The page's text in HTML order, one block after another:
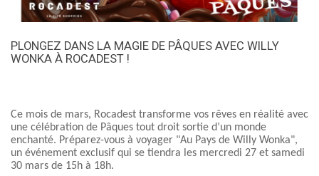
PLONGEZ DANS LA MAGIE DE PÂQUES AVEC WILLY
WONKA À ROCADEST !
Ce mois de mars, Rocadest transforme vos rêves en réalité avec
une célébration de Pâques tout droit sortie d’un monde
enchanté. Préparez-vous à voyager "Au Pays de Willy Wonka",
un événement exclusif qui se tiendra les mercredi 27 et samedi
30 mars de 15h à 18h.